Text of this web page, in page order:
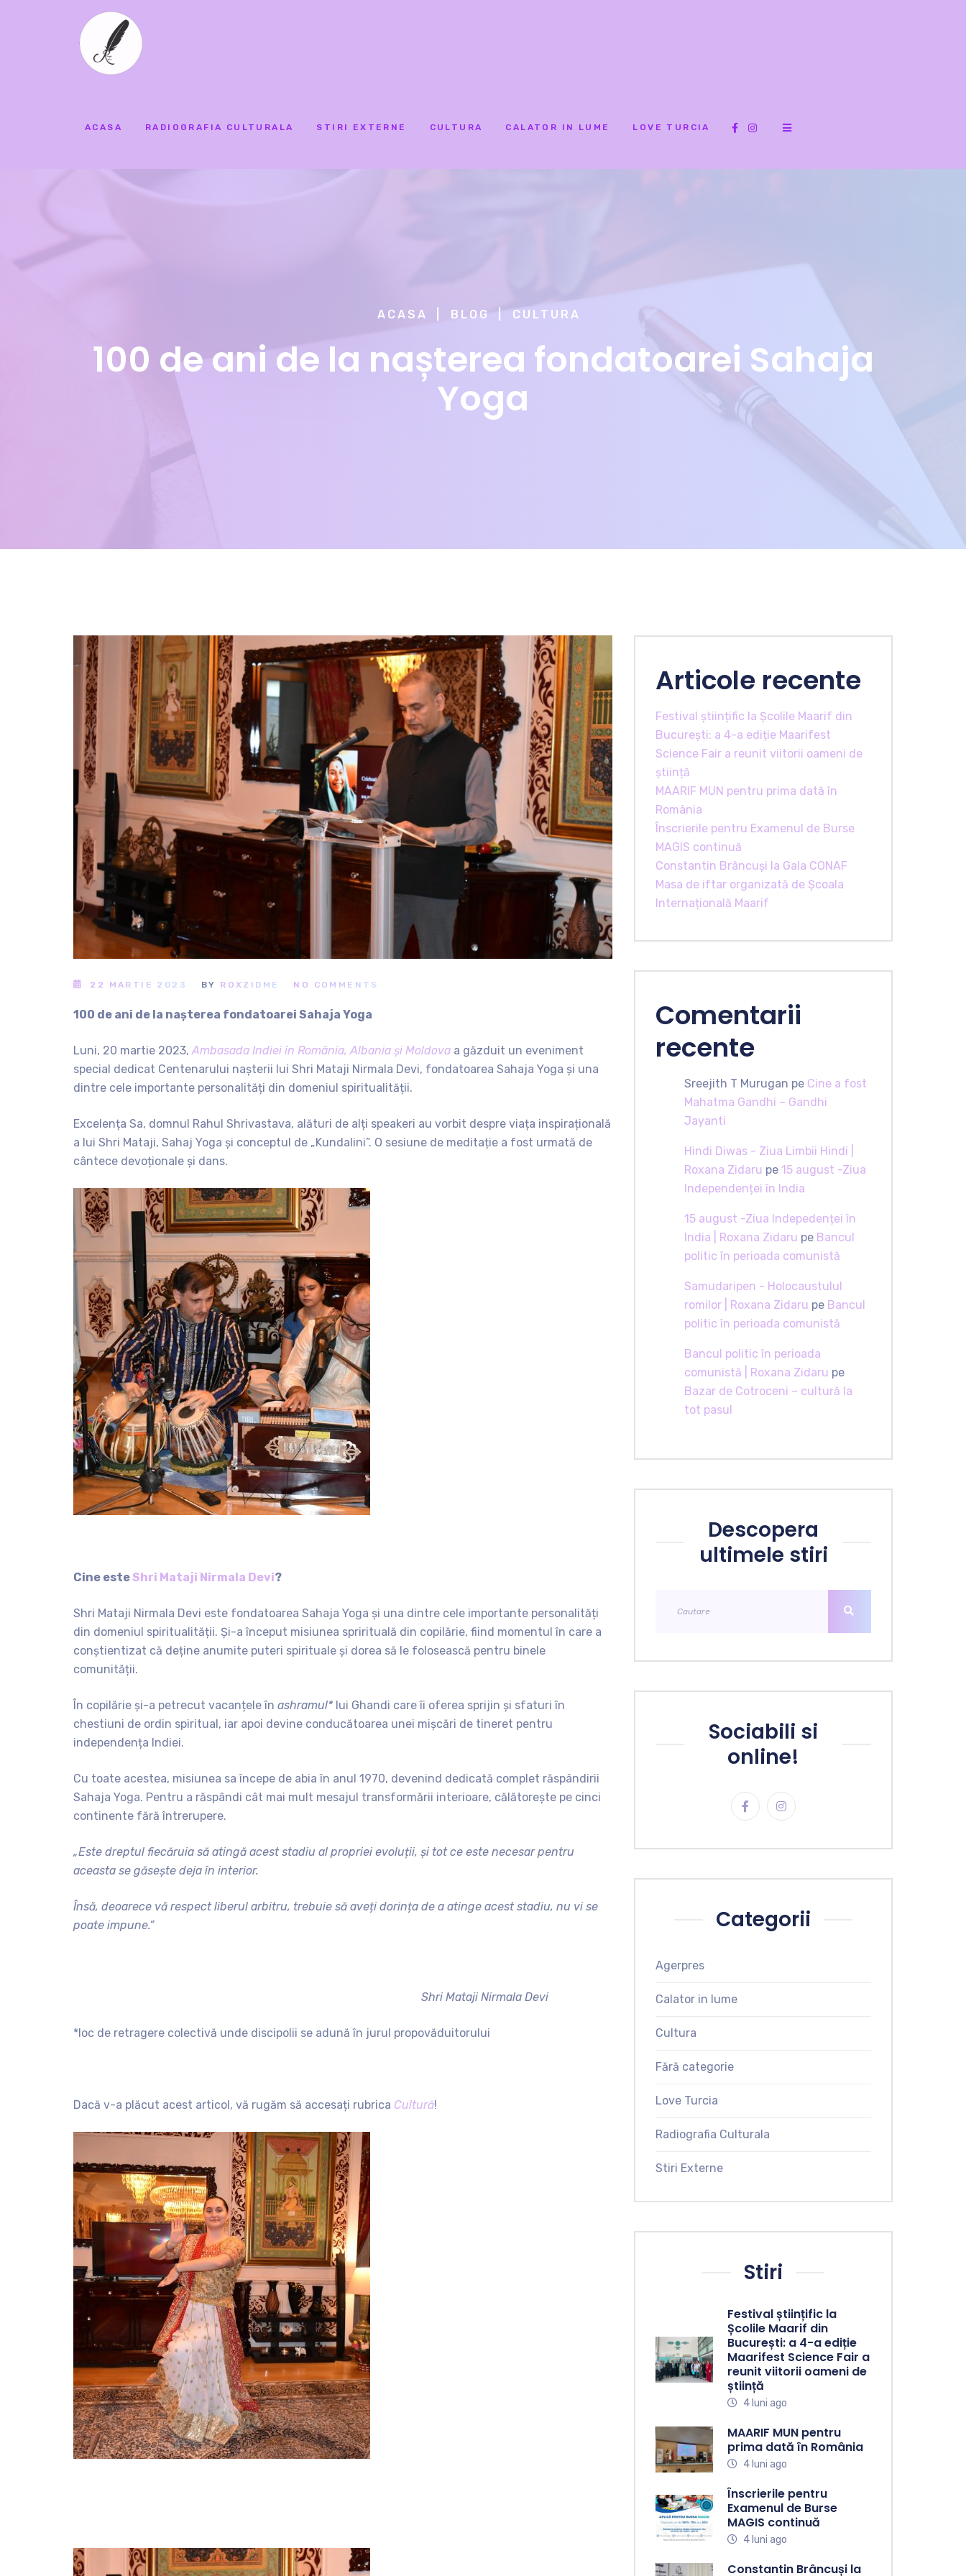
ACASA RADIOGRAFIA CULTURALA STIRI EXTERNE CULTURA CALATOR IN LUME LOVE TURCIA
ACASA BLOG CULTURA
100 de ani de la nașterea fondatoarei Sahaja
Yoga
22 MARTIE 2023 BY ROXZIDME NO COMMENTS
100 de ani de la nașterea fondatoarei Sahaja Yoga
Luni, 20 martie 2023,Ambasada Indiei în România, Albania și Moldova a găzduit un eveniment
special dedicat Centenarului nașterii lui Shri Mataji Nirmala Devi, fondatoarea Sahaja Yoga și una
dintre cele importante personalități din domeniul spiritualității.
Excelența Sa, domnul Rahul Shrivastava, alături de alți speakeri au vorbit despre viața inspirațională
a lui Shri Mataji, Sahaj Yoga și conceptul de „Kundalini”. O sesiune de meditație a fost urmată de
cântece devoționale și dans.
Cine esteShri Mataji Nirmala Devi?
Shri Mataji Nirmala Devi este fondatoarea Sahaja Yoga și una dintre cele importante personalități
din domeniul spiritualității. Și-a început misiunea sprirituală din copilărie, fiind momentul în care a
conștientizat că deține anumite puteri spirituale și dorea să le folosească pentru binele
comunității.
În copilărie și-a petrecut vacanțele în ashramul* lui Ghandi care îi oferea sprijin și sfaturi în
chestiuni de ordin spiritual, iar apoi devine conducătoarea unei mișcări de tineret pentru
independența Indiei.
Cu toate acestea, misiunea sa începe de abia în anul 1970, devenind dedicată complet răspândirii
Sahaja Yoga. Pentru a răspândi cât mai mult mesajul transformării interioare, călătorește pe cinci
continente fără întrerupere.
„Este dreptul fiecăruia să atingă acest stadiu al propriei evoluții, și tot ce este necesar pentru
aceasta se găsește deja în interior.
Însă, deoarece vă respect liberul arbitru, trebuie să aveți dorința de a atinge acest stadiu, nu vi se
poate impune.”
Shri Mataji Nirmala Devi
*loc de retragere colectivă unde discipolii se adună în jurul propovăduitorului
Dacă v-a plăcut acest articol, vă rugăm să accesați rubrica Cultură!
Articole recente
Festival științific la Școlile Maarif din
București: a 4-a ediție Maarifest
Science Fair a reunit viitorii oameni de
știință
MAARIF MUN pentru prima dată în
România
Înscrierile pentru Examenul de Burse
MAGIS continuă
Constantin Brâncuși la Gala CONAF
Masa de iftar organizată de Școala
Internațională Maarif
Comentarii
recente
Sreejith T Murugan pe Cine a fost
Mahatma Gandhi – Gandhi
Jayanti
Hindi Diwas - Ziua Limbii Hindi |
Roxana Zidaru pe 15 august -Ziua
Independenței în India
15 august -Ziua Indepedenței în
India | Roxana Zidaru pe Bancul
politic în perioada comunistă
Samudaripen - Holocaustulul
romilor | Roxana Zidaru pe Bancul
politic în perioada comunistă
Bancul politic în perioada
comunistă | Roxana Zidaru pe
Bazar de Cotroceni – cultură la
tot pasul
Descopera
ultimele stiri
Sociabili si
online!
Categorii
Agerpres
Calator in lume
Cultura
Fără categorie
Love Turcia
Radiografia Culturala
Stiri Externe
Stiri
Festival științific la
Școlile Maarif din
București: a 4-a ediție
Maarifest Science Fair a
reunit viitorii oameni de
știință
4 luni ago
MAARIF MUN pentru
prima dată în România
4 luni ago
Înscrierile pentru
Examenul de Burse
MAGIS continuă
4 luni ago
Constantin Brâncuși la